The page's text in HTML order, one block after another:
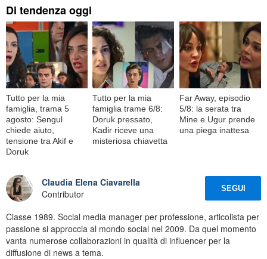
Di tendenza oggi
Tutto per la mia
famiglia, trama 5
agosto: Sengul
chiede aiuto,
tensione tra Akif e
Doruk
Tutto per la mia
famiglia trame 6/8:
Doruk pressato,
Kadir riceve una
misteriosa chiavetta
Far Away, episodio
5/8: la serata tra
Mine e Ugur prende
una piega inattesa
Claudia Elena Ciavarella
Contributor
SEGUI
Classe 1989. Social media manager per professione, articolista per
passione si approccia al mondo social nel 2009. Da quel momento
vanta numerose collaborazioni in qualità di influencer per la
diffusione di news a tema.